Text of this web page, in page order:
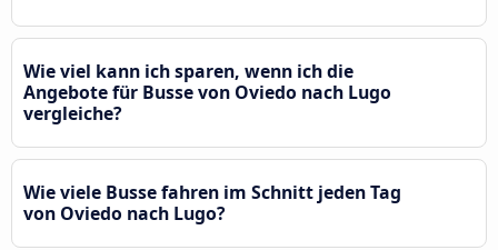
Wie viel kann ich sparen, wenn ich die
Angebote für Busse von Oviedo nach Lugo
vergleiche?
Wie viele Busse fahren im Schnitt jeden Tag
von Oviedo nach Lugo?